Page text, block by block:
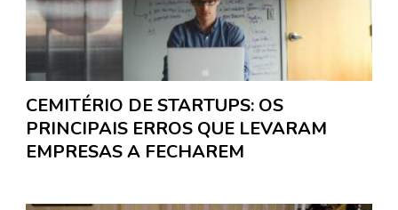
CEMITÉRIO DE STARTUPS: OS
PRINCIPAIS ERROS QUE LEVARAM
EMPRESAS A FECHAREM